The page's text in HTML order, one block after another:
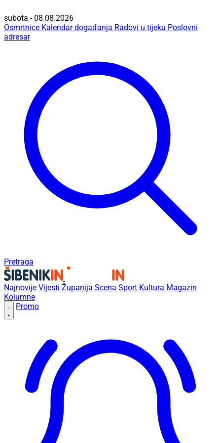
subota - 08.08.2026
Osmrtnice Kalendar događanja Radovi u tijeku Poslovni
adresar
Pretraga
Najnovije Vijesti Županija Scena Sport Kultura Magazin
Kolumne
Promo